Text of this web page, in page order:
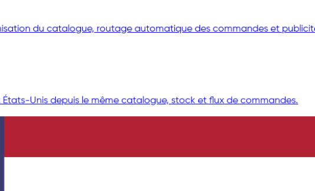
du catalogue, routage automatique des commandes et publicité.